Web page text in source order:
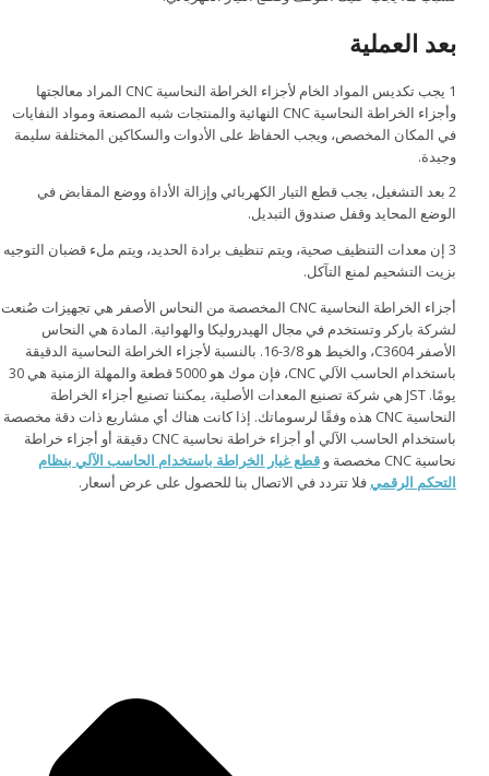
بعد العملية
1 يجب تكديس المواد الخام لأجزاء الخراطة النحاسية CNC المراد معالجتها
وأجزاء الخراطة النحاسية CNC النهائية والمنتجات شبه المصنعة ومواد النفايات
في المكان المخصص، ويجب الحفاظ على الأدوات والسكاكين المختلفة سليمة
وجيدة.
2 بعد التشغيل، يجب قطع التيار الكهربائي وإزالة الأداة ووضع المقابض في
الوضع المحايد وقفل صندوق التبديل.
3 إن معدات التنظيف صحية، ويتم تنظيف برادة الحديد، ويتم ملء قضبان التوجيه
بزيت التشحيم لمنع التآكل.
أجزاء الخراطة النحاسية CNC المخصصة من النحاس الأصفر هي تجهيزات صُنعت
لشركة باركر وتستخدم في مجال الهيدروليكا والهوائية. المادة هي النحاس
الأصفر C3604، والخيط هو 3/8-16. بالنسبة لأجزاء الخراطة النحاسية الدقيقة
باستخدام الحاسب الآلي CNC، فإن موك هو 5000 قطعة والمهلة الزمنية هي 30
يومًا. JST هي شركة تصنيع المعدات الأصلية، يمكننا تصنيع أجزاء الخراطة
النحاسية CNC هذه وفقًا لرسوماتك. إذا كانت هناك أي مشاريع ذات دقة مخصصة
باستخدام الحاسب الآلي أو أجزاء خراطة نحاسية CNC دقيقة أو أجزاء خراطة
نحاسية CNC مخصصة و
قطع غيار الخراطة باستخدام الحاسب الآلي بنظام
التحكم الرقمي فلا تتردد في الاتصال بنا للحصول على عرض أسعار.